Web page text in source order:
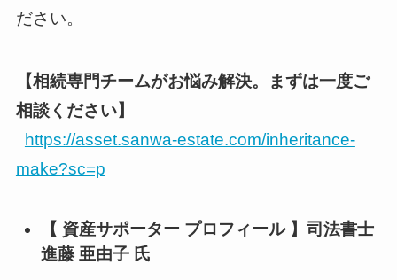
ださい。
【相続専門チームがお悩み解決。まずは一度ご
相談ください】
https://asset.sanwa-estate.com/inheritance-
make?sc=p
【 資産サポーター プロフィール 】司法書士
進藤 亜由子 氏